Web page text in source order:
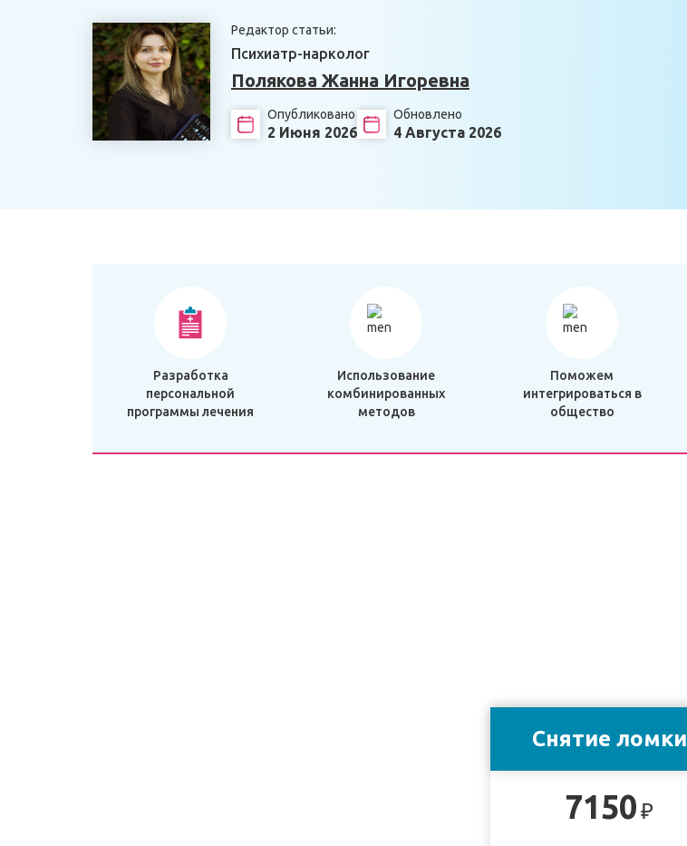
Редактор статьи:
Психиатр-нарколог
Полякова Жанна Игоревна
Опубликовано
2 Июня 2026
Обновлено
4 Августа 2026
Разработка
персональной
программы лечения
Использование
комбинированных
методов
Поможем
интегрироваться в
общество
Снятие ломки
7150₽